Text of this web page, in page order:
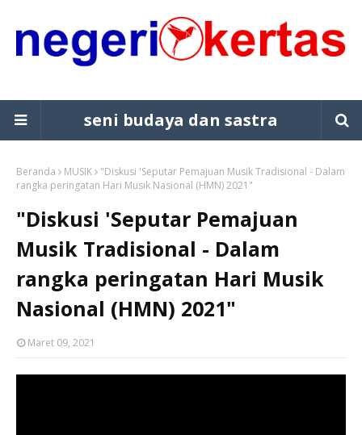
seni budaya dan sastra
Beranda MUSIK
"Diskusi 'Seputar Pemajuan Musik Tradisional - Dalam
rangka peringatan Hari Musik Nasional (HMN) 2021"
"Diskusi 'Seputar Pemajuan
Musik Tradisional - Dalam
rangka peringatan Hari Musik
Nasional (HMN) 2021"
Maret 09, 2021